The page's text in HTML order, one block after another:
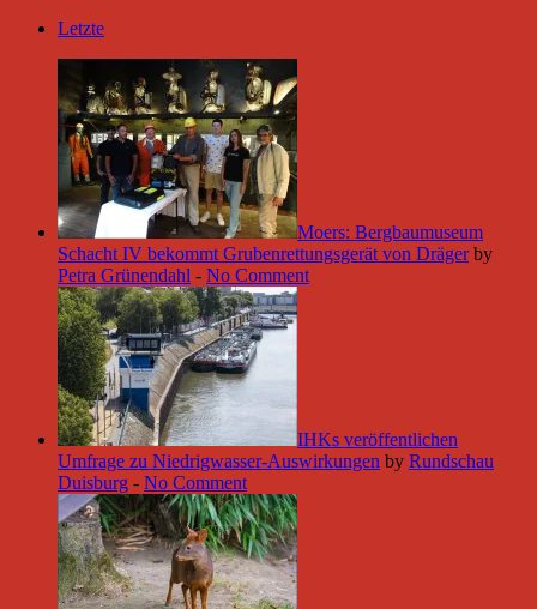
Letzte
Moers: Bergbaumuseum
Schacht IV bekommt Grubenrettungsgerät von Dräger by
Petra Grünendahl - No Comment
IHKs veröffentlichen
Umfrage zu Niedrigwasser-Auswirkungen by Rundschau
Duisburg - No Comment